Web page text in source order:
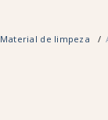
Material de limpeza